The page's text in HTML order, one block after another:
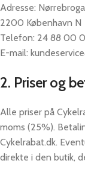
Adresse:
2200 København N
Telefon: 24 88 00
E-mail:
2. Priser og
Alle priser på
moms (25%).
Cykelrabat.dk.
direkte i den butik,